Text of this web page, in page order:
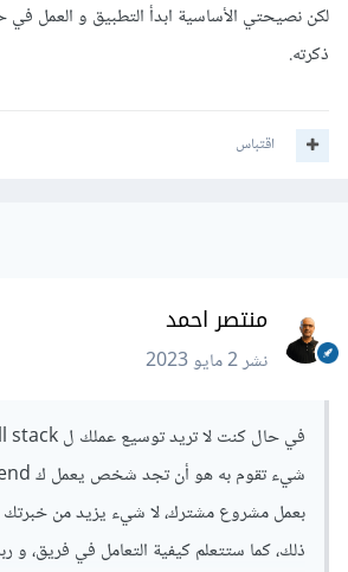
لكن نصيحتي الأساسية ابدأ التطبيق و العمل
ذكرته.
اقتباس
منتصر احمد
نشر2 مايو 2023
بعمل مشروع مشترك، لا شيء يزيد من خبرتك
ذلك، كما ستتعلم كيفية التعامل في فريق، و